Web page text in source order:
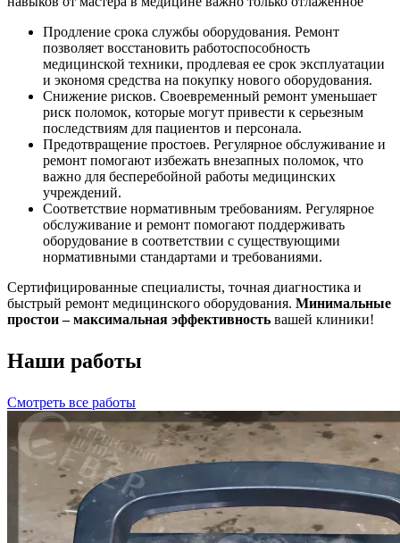
Продление срока службы оборудования. Ремонт
позволяет восстановить работоспособность
медицинской техники, продлевая ее срок эксплуатации
и экономя средства на покупку нового оборудования.
Снижение рисков. Своевременный ремонт уменьшает
риск поломок, которые могут привести к серьезным
последствиям для пациентов и персонала.
Предотвращение простоев. Регулярное обслуживание и
ремонт помогают избежать внезапных поломок, что
важно для бесперебойной работы медицинских
учреждений.
Соответствие нормативным требованиям. Регулярное
обслуживание и ремонт помогают поддерживать
оборудование в соответствии с существующими
нормативными стандартами и требованиями.
Сертифицированные специалисты, точная диагностика и
быстрый ремонт медицинского оборудования. Минимальные
простои – максимальная эффективность вашей клиники!
Наши работы
Смотреть все работы